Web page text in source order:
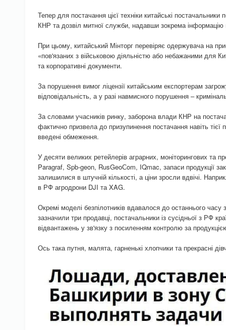
Тепер для постачання цієї техніки китайські постачальники
КНР та дозвіл митної служби, надавши зокрема інформацію
При цьому, китайський Мінторг перевіряє одержувача на
«пов'язаних з військовою діяльністю або небажаними для
та корпоративні документи.
За порушення вимог ліцензії китайським експортерам
відповідальність, а у разі навмисного порушення –
За словами учасників ринку, заборона влади КНР на
фактично призвела до призупинення постачання навіть тієї
введені обмеження.
У десяти великих ретейлерів аграрних, моніторингових та
Paragraf, Spb-geon, RusGeoСom, IQmac, запаси продукції
залишилися в штучній кількості, а ціни зросли вдвічі.
в РФ агродрони DJI та XAG.
Окремі моделі безпілотників вдавалося до останнього
зазначили три продавці, постачальники із сусідньої з РФ
відвантажень у зв'язку з посиленням контролю за
Ось така путня, малята, гарненькі хлопчики та прекрасні